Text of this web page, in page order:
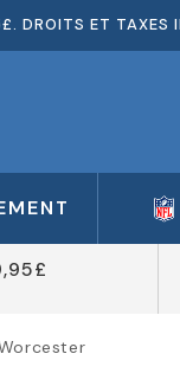
DROITS ET TAXES